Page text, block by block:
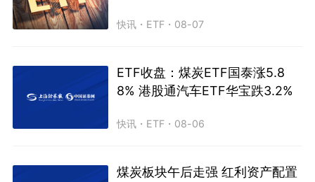
快讯 ・ ETF ・ 08-07
ETF收盘：煤炭ETF国泰涨5.8
8% 港股通汽车ETF华宝跌3.2%
快讯 ・ ETF ・ 08-06
煤炭板块午后走强 红利资产配置